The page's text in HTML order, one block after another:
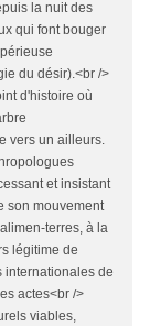
la nuit des
qui font bouger
du désir).<br />
d'histoire où
vers un ailleurs.
et insistant
son mouvement
terres, à la
légitime de
internationales de
actes<br />
viables,